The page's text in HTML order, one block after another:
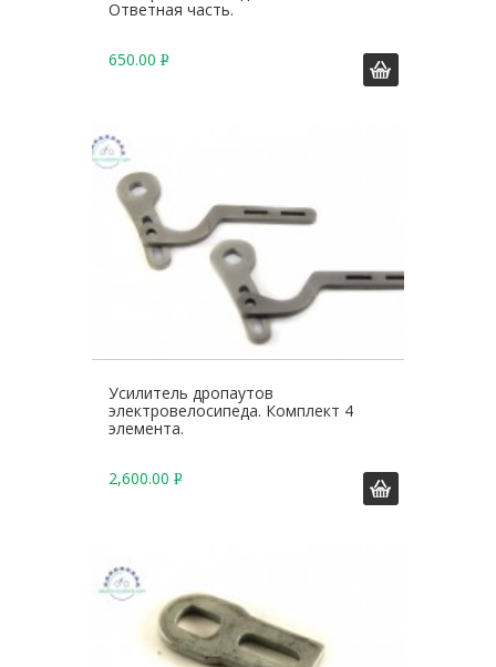
Ответная часть.
650.00 Р
Усилитель дропаутов
электровелосипеда. Комплект 4
элемента.
2,600.00 Р